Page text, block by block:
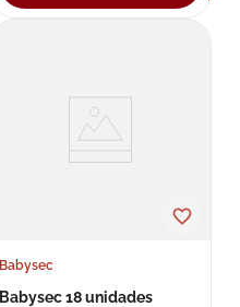
Babysec
Babysec 18 unidades